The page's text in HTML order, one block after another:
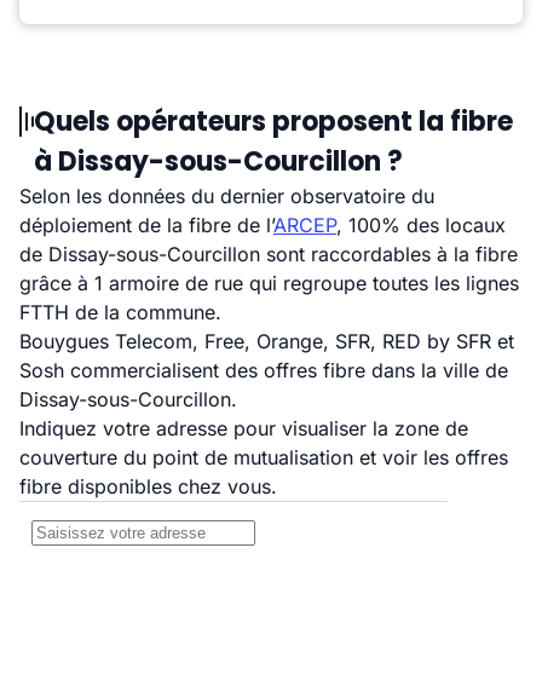
Quels opérateurs proposent la fibre
à Dissay-sous-Courcillon ?
Selon les données du dernier observatoire du
déploiement de la fibre de l’ARCEP, 100% des locaux
de Dissay-sous-Courcillon sont raccordables à la fibre
grâce à 1 armoire de rue qui regroupe toutes les lignes
FTTH de la commune.
Bouygues Telecom, Free, Orange, SFR, RED by SFR et
Sosh commercialisent des offres fibre dans la ville de
Dissay-sous-Courcillon.
Indiquez votre adresse pour visualiser la zone de
couverture du point de mutualisation et voir les offres
fibre disponibles chez vous.